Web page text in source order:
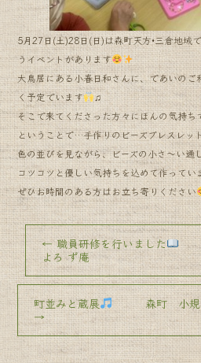
5月27日(土)28日(日)は森町天方•三倉地域
うイベントがあります
大鳥居にある小春日和さんに、であいの
く予定でいます
♫
そこで来てくださった方々にほんの気持
ということで…手作りのビーズブレスレッ
色の並びを見ながら、ビーズの小さ〜い
コツコツと優しい気持ちを込めて作ってい
ぜひお時間のある方はお立ち寄りください
←職員研修を行いました
森
よろ ず庵
町並みと蔵展
森町 小規模
→